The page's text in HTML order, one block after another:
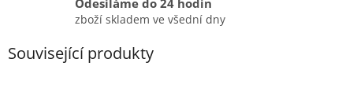
Odesíláme do 24 hodin
zboží skladem ve všední dny
Související produkty